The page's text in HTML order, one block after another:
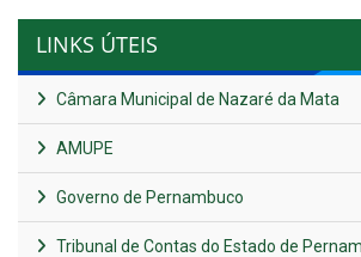
LINKS ÚTEIS
Câmara Municipal de Nazaré da Mata
AMUPE
Governo de Pernambuco
Tribunal de Contas do Estado de